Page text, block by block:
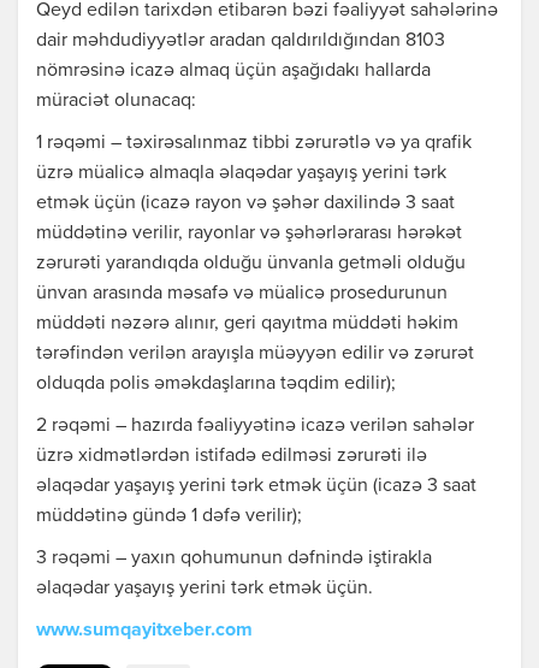
Qeyd edilən tarixdən etibarən bəzi fəaliyyət sahələrinə
dair məhdudiyyətlər aradan qaldırıldığından 8103
nömrəsinə icazə almaq üçün aşağıdakı hallarda
müraciət olunacaq:
1 rəqəmi – təxirəsalınmaz tibbi zərurətlə və ya qrafik
üzrə müalicə almaqla əlaqədar yaşayış yerini tərk
etmək üçün (icazə rayon və şəhər daxilində 3 saat
müddətinə verilir, rayonlar və şəhərlərarası hərəkət
zərurəti yarandıqda olduğu ünvanla getməli olduğu
ünvan arasında məsafə və müalicə prosedurunun
müddəti nəzərə alınır, geri qayıtma müddəti həkim
tərəfindən verilən arayışla müəyyən edilir və zərurət
olduqda polis əməkdaşlarına təqdim edilir);
2 rəqəmi – hazırda fəaliyyətinə icazə verilən sahələr
üzrə xidmətlərdən istifadə edilməsi zərurəti ilə
əlaqədar yaşayış yerini tərk etmək üçün (icazə 3 saat
müddətinə gündə 1 dəfə verilir);
3 rəqəmi – yaxın qohumunun dəfnində iştirakla
əlaqədar yaşayış yerini tərk etmək üçün.
www.sumqayitxeber.com